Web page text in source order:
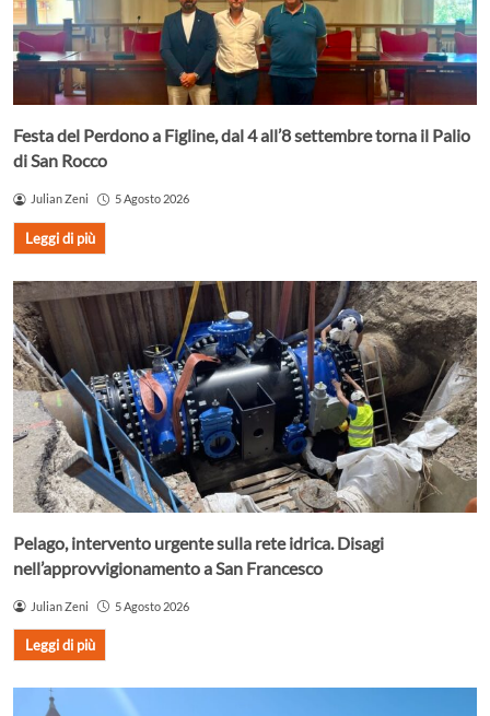
Festa del Perdono a Figline, dal 4 all’8 settembre torna il Palio
di San Rocco
Julian Zeni 5 Agosto 2026
Leggi di più
Pelago, intervento urgente sulla rete idrica. Disagi
nell’approvvigionamento a San Francesco
Julian Zeni 5 Agosto 2026
Leggi di più